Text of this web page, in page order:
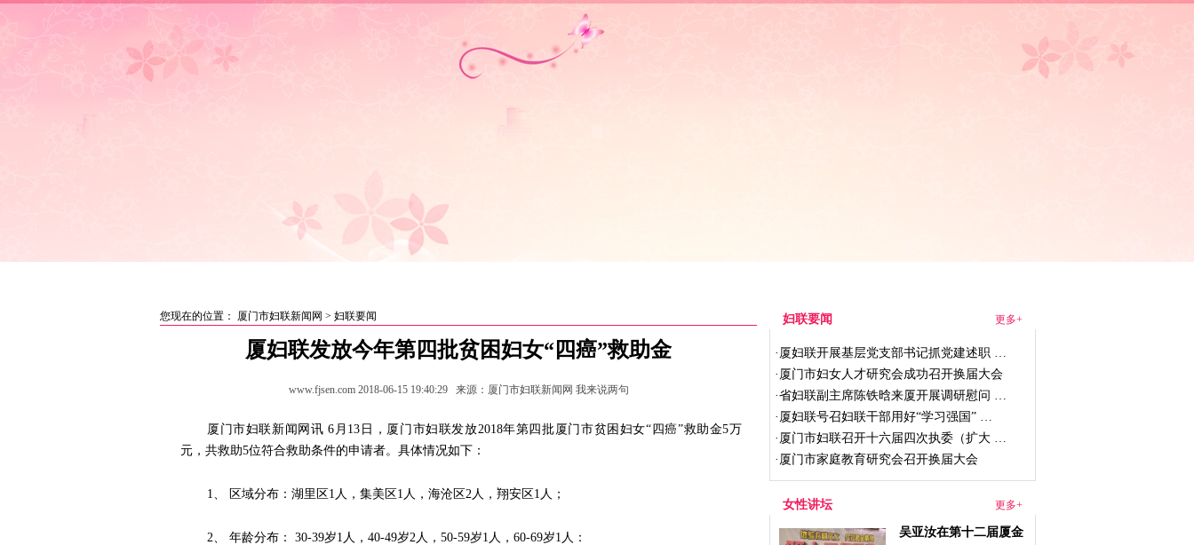
您现在的位置： 厦门市妇联新闻网 > 妇联要闻
厦妇联发放今年第四批贫困妇女“四癌”救助金
www.fjsen.com 2018-06-15 19:40:29 来源：厦门市妇联新闻网 我来说两句
厦门市妇联新闻网讯 6月13日，厦门市妇联发放2018年第四批厦门市贫困妇女“四癌”救助金5万
元，共救助5位符合救助条件的申请者。具体情况如下：
1、 区域分布：湖里区1人，集美区1人，海沧区2人，翔安区1人；
2、 年龄分布： 30-39岁1人，40-49岁2人，50-59岁1人，60-69岁1人：
妇联要闻 更多+
· 厦妇联开展基层党支部书记抓党建述职 …
· 厦门市妇女人才研究会成功召开换届大会
·省妇联副主席陈铁晗来厦开展调研慰问 …
· 厦妇联号召妇联干部用好“学习强国” …
· 厦门市妇联召开十六届四次执委（扩大 …
· 厦门市家庭教育研究会召开换届大会
女性讲坛 更多+
吴亚汝在第十二届厦金